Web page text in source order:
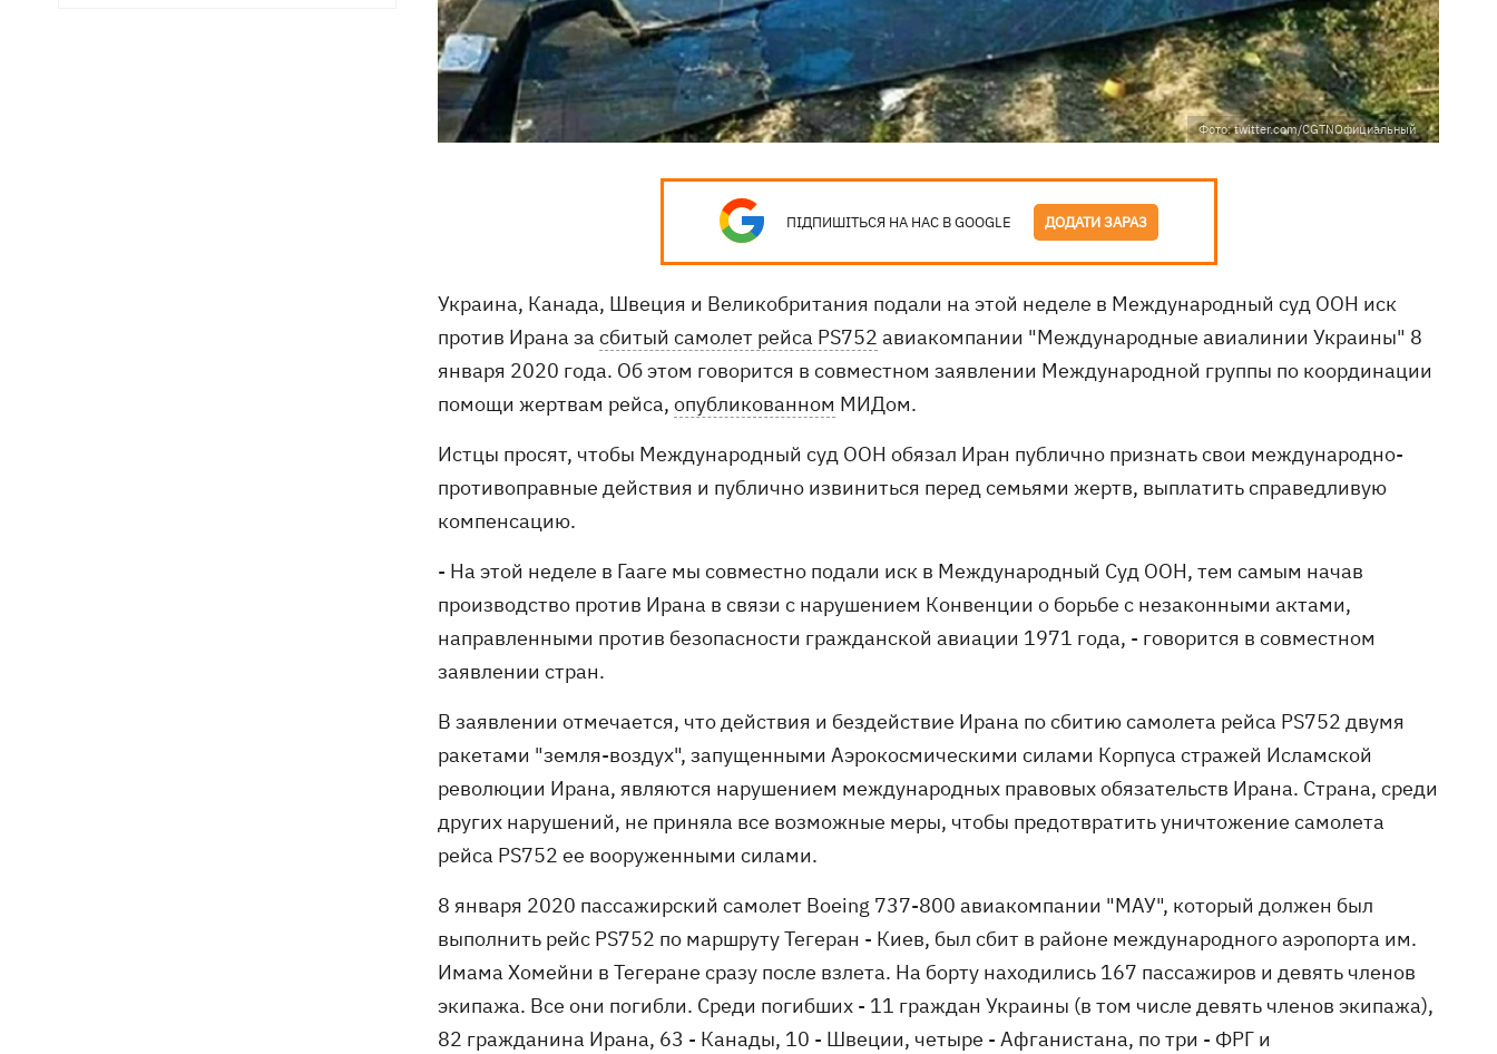
Фото: twitter.com/CGTNОфициальный
ПІДПИШІТЬСЯ НА НАС В GOOGLE ДОДАТИ ЗАРАЗ
Украина, Канада, Швеция и Великобритания подали на этой неделе в Международный суд ООН иск
против Ирана за сбитый самолет рейса PS752 авиакомпании "Международные авиалинии Украины" 8
января 2020 года. Об этом говорится в совместном заявлении Международной группы по координации
помощи жертвам рейса, опубликованном МИДом.
Истцы просят, чтобы Международный суд ООН обязал Иран публично признать свои международно-
противоправные действия и публично извиниться перед семьями жертв, выплатить справедливую
компенсацию.
- На этой неделе в Гааге мы совместно подали иск в Международный Суд ООН, тем самым начав
производство против Ирана в связи с нарушением Конвенции о борьбе с незаконными актами,
направленными против безопасности гражданской авиации 1971 года, - говорится в совместном
заявлении стран.
В заявлении отмечается, что действия и бездействие Ирана по сбитию самолета рейса PS752 двумя
ракетами "земля-воздух", запущенными Аэрокосмическими силами Корпуса стражей Исламской
революции Ирана, являются нарушением международных правовых обязательств Ирана. Страна, среди
других нарушений, не приняла все возможные меры, чтобы предотвратить уничтожение самолета
рейса PS752 ее вооруженными силами.
8 января 2020 пассажирский самолет Boeing 737-800 авиакомпании "МАУ", который должен был
выполнить рейс PS752 по маршруту Тегеран - Киев, был сбит в районе международного аэропорта им.
Имама Хомейни в Тегеране сразу после взлета. На борту находились 167 пассажиров и девять членов
экипажа. Все они погибли. Среди погибших - 11 граждан Украины (в том числе девять членов экипажа),
82 гражданина Ирана, 63 - Канады, 10 - Швеции, четыре - Афганистана, по три - ФРГ и